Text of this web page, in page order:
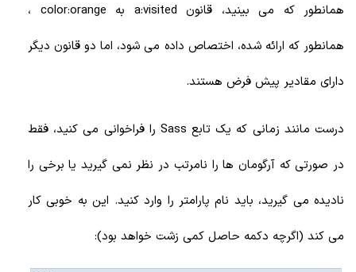
همانطور که می بینید، قانون a:visited به color:orange ،
همانطور که ارائه شده، اختصاص داده می شود، اما دو قانون دیگر
دارای مقادیر پیش فرض هستند.
درست مانند زمانی که یک تابع Sass را فراخوانی می کنید، فقط
در صورتی که آرگومان ها را نامرتب در نظر نمی گیرید یا برخی را
نادیده می گیرید، باید نام پارامتر را وارد کنید. این به خوبی کار
می کند (اگرچه دکمه حاصل کمی زشت خواهد بود):